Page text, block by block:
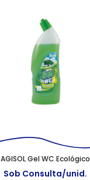
AGISOL Gel WC Ecológico
Sob Consulta/unid.